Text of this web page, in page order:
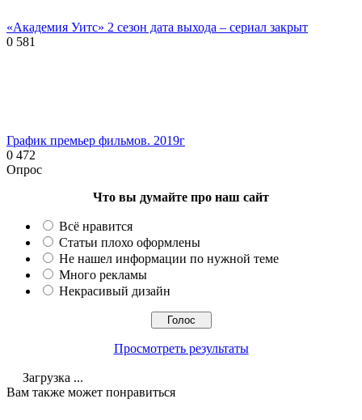
«Академия Уитс» 2 сезон дата выхода – сериал закрыт
0 581
График премьер фильмов. 2019г
0 472
Опрос
Что вы думайте про наш сайт
Всё нравится
Статьи плохо оформлены
Не нашел информации по нужной теме
Много рекламы
Некрасивый дизайн
Просмотреть результаты
Загрузка ...
Вам также может понравиться